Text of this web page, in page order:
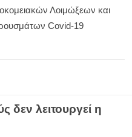
Λοιμώξεων και
Covid-19
δεν λειτουργεί η